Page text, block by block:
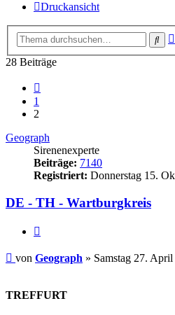
Druckansicht
28 Beiträge
1
2
Geograph
Sirenenexperte
Beiträge: 7140
Registriert: Donnerstag 15.
DE - TH - Wartburgkreis
Beitrag
von Geograph » Samstag 27.
TREFFURT